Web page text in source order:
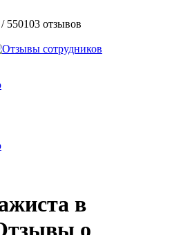
550103 отзывов
в
о